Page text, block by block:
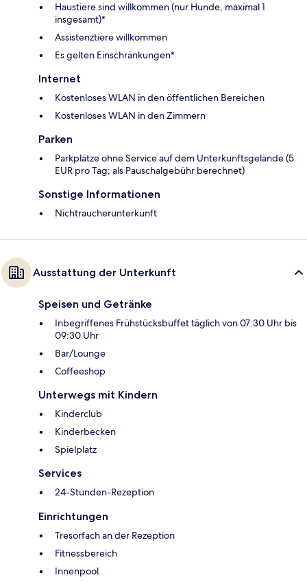
Haustiere sind willkommen (nur Hunde, maximal 1
insgesamt)*
Assistenztiere willkommen
Es gelten Einschränkungen*
Internet
Kostenloses WLAN in den öffentlichen Bereichen
Kostenloses WLAN in den Zimmern
Parken
Parkplätze ohne Service auf dem Unterkunftsgelände (5
EUR pro Tag; als Pauschalgebühr berechnet)
Sonstige Informationen
Nichtraucherunterkunft
Ausstattung der Unterkunft
Speisen und Getränke
Inbegriffenes Frühstücksbuffet täglich von 07:30 Uhr bis
09:30 Uhr
Bar/Lounge
Coffeeshop
Unterwegs mit Kindern
Kinderclub
Kinderbecken
Spielplatz
Services
24-Stunden-Rezeption
Einrichtungen
Tresorfach an der Rezeption
Fitnessbereich
Innenpool